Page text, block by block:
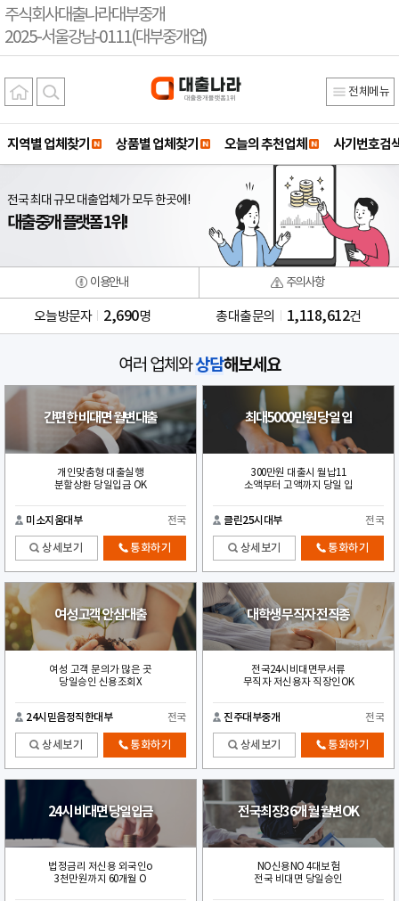
주식회사대출나라대부중개
2025-서울강남-0111(대부중개업)
전체메뉴
지역별 업체찾기 상품별 업체찾기 오늘의 추천업체 사기번호검
전국 최대 규모 대출업체가 모두 한곳에!
대출 중개 플랫폼 1위!
이용안내 주의사항
오늘 방문자 2,690명 총 대출 문의 1,118,612건
여러 업체와상담해보세요
간편한 비대면 월변대출
개인맞춤형 대출실행
분할상환 당일입금 OK
미소지움대부 전국
상세보기 통화하기
최대5000만원 당일 입
300만원 대출시 월납11
소액부터 고액까지 당일 입
클린25시대부 전국
상세보기 통화하기
여성 고객 안심대출
여성 고객 문의가 많은 곳
당일승인 신용조회X
24시믿음정직한대부 전국
상세보기 통화하기
대학생 무직자 전직종
전국24시비대면무서류
무직자 저신용자 직장인OK
진주대부중개 전국
상세보기 통화하기
24시 비대면 당일입금
법정금리 저신용 외국인o
3천만원까지 60개월 O
전국최장36개월 월변OK
NO신용NO 4대보험
전국 비대면 당일승인